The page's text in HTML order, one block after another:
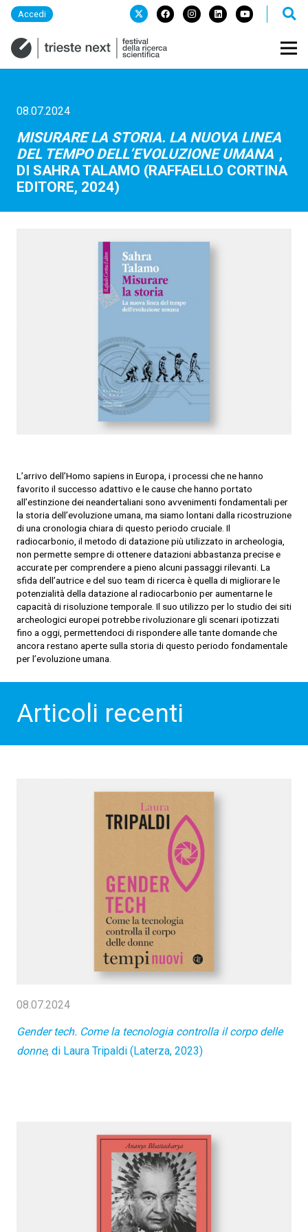
Accedi
08.07.2024
MISURARE LA STORIA. LA NUOVA LINEA
DEL TEMPO DELL’EVOLUZIONE UMANA ,
DI SAHRA TALAMO (RAFFAELLO CORTINA
EDITORE, 2024)
L’arrivo dell’Homo sapiens in Europa, i processi che ne hanno
favorito il successo adattivo e le cause che hanno portato
all’estinzione dei neandertaliani sono avvenimenti fondamentali per
la storia dell’evoluzione umana, ma siamo lontani dalla ricostruzione
di una cronologia chiara di questo periodo cruciale. Il
radiocarbonio, il metodo di datazione più utilizzato in archeologia,
non permette sempre di ottenere datazioni abbastanza precise e
accurate per comprendere a pieno alcuni passaggi rilevanti. La
sfida dell’autrice e del suo team di ricerca è quella di migliorare le
potenzialità della datazione al radiocarbonio per aumentarne le
capacità di risoluzione temporale. Il suo utilizzo per lo studio dei siti
archeologici europei potrebbe rivoluzionare gli scenari ipotizzati
fino a oggi, permettendoci di rispondere alle tante domande che
ancora restano aperte sulla storia di questo periodo fondamentale
per l’evoluzione umana.
Articoli recenti
08.07.2024
Gender tech. Come la tecnologia controlla il corpo delle
donne, di Laura Tripaldi (Laterza, 2023)